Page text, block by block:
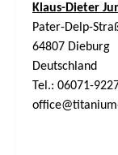
Klaus-Dieter
Pater-Delp-
64807 Dieburg
Deutschland
Tel.: 06071-